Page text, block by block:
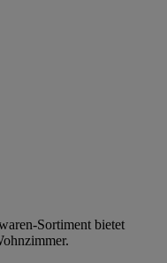
Sortiment bietet